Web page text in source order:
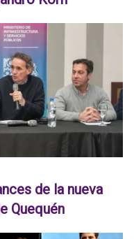
de la nueva
Quequén